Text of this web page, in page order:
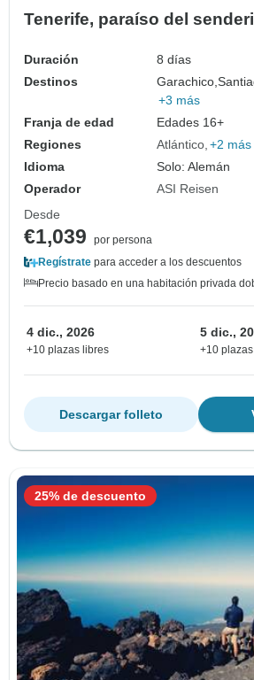
Tenerife, paraíso del
Duración
8 días
Destinos
Garachico,
+3 más
Franja de edad
Edades 16+
Regiones
Atlántico +2 más
Idioma
Solo: Alemán
Operador
ASI Reisen
Desde
€1,039
por persona
Regístrate para acceder a los descuentos
Precio basado en una habitación privada
4 dic., 2026
+10 plazas libres
5 dic.,
+10
Descargar folleto
25% de descuento